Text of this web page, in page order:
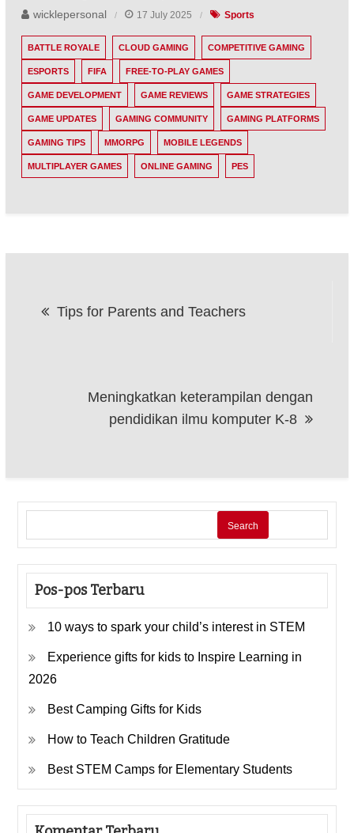
wicklepersonal 17 July 2025 Sports
BATTLE ROYALE CLOUD GAMING COMPETITIVE GAMING
ESPORTS FIFA FREE-TO-PLAY GAMES
GAME DEVELOPMENT GAME REVIEWS GAME STRATEGIES
GAME UPDATES GAMING COMMUNITY GAMING PLATFORMS
GAMING TIPS MMORPG MOBILE LEGENDS
MULTIPLAYER GAMES ONLINE GAMING PES
navigation
Tips for Parents and Teachers
Meningkatkan keterampilan dengan
pendidikan ilmu komputer K-8
Search
Pos-pos Terbaru
10 ways to spark your child’s interest in STEM
Experience gifts for kids to Inspire Learning in
2026
Best Camping Gifts for Kids
How to Teach Children Gratitude
Best STEM Camps for Elementary Students